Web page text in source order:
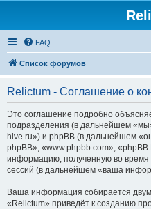
FAQ
Список форумов
Relictum - Соглашение о
Это соглашение подробно
подразделения (в дальнейшем
hive.ru») и phpBB (в дальнейшем
phpBB», «www.phpbb.com»,
информацию, полученную во время
сессий (в дальнейшем «ваша
Ваша информация собирается
«Relictum» приведёт к созданию